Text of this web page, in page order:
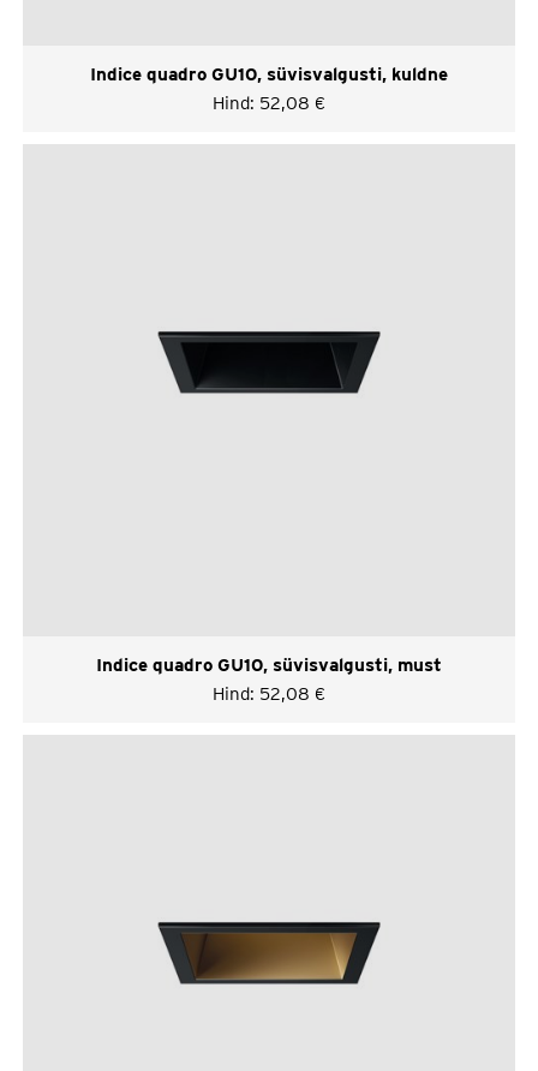
Indice quadro GU10, süvisvalgusti, kuldne
Hind: 52,08 €
Indice quadro GU10, süvisvalgusti, must
Hind: 52,08 €